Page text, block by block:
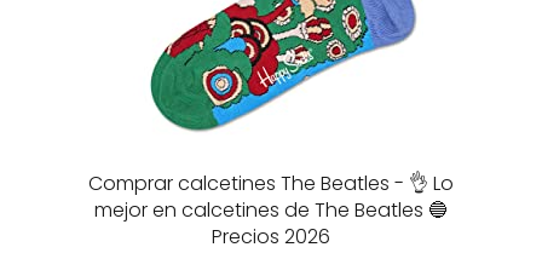
Comprar calcetines The Beatles - 👌 Lo
mejor en calcetines de The Beatles 🔵
Precios 2026